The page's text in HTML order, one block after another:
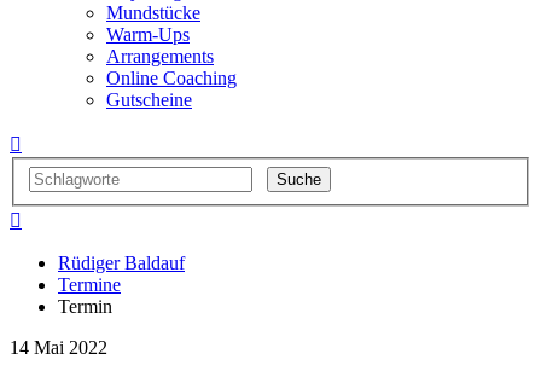
Mundstücke
Warm-Ups
Arrangements
Online Coaching
Gutscheine


Rüdiger Baldauf
Termine
Termin
14 Mai 2022